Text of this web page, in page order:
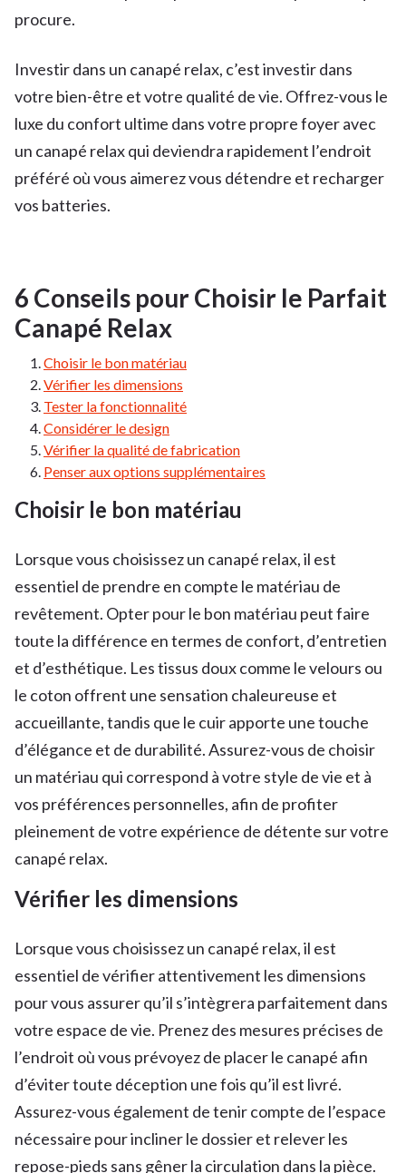
procure.
Investir dans un canapé relax, c’est investir dans
votre bien-être et votre qualité de vie. Offrez-vous le
luxe du confort ultime dans votre propre foyer avec
un canapé relax qui deviendra rapidement l’endroit
préféré où vous aimerez vous détendre et recharger
vos batteries.
6 Conseils pour Choisir le Parfait
Canapé Relax
Choisir le bon matériau
Vérifier les dimensions
Tester la fonctionnalité
Considérer le design
Vérifier la qualité de fabrication
Penser aux options supplémentaires
Choisir le bon matériau
Lorsque vous choisissez un canapé relax, il est
essentiel de prendre en compte le matériau de
revêtement. Opter pour le bon matériau peut faire
toute la différence en termes de confort, d’entretien
et d’esthétique. Les tissus doux comme le velours ou
le coton offrent une sensation chaleureuse et
accueillante, tandis que le cuir apporte une touche
d’élégance et de durabilité. Assurez-vous de choisir
un matériau qui correspond à votre style de vie et à
vos préférences personnelles, afin de profiter
pleinement de votre expérience de détente sur votre
canapé relax.
Vérifier les dimensions
Lorsque vous choisissez un canapé relax, il est
essentiel de vérifier attentivement les dimensions
pour vous assurer qu’il s’intègrera parfaitement dans
votre espace de vie. Prenez des mesures précises de
l’endroit où vous prévoyez de placer le canapé afin
d’éviter toute déception une fois qu’il est livré.
Assurez-vous également de tenir compte de l’espace
nécessaire pour incliner le dossier et relever les
repose-pieds sans gêner la circulation dans la pièce.